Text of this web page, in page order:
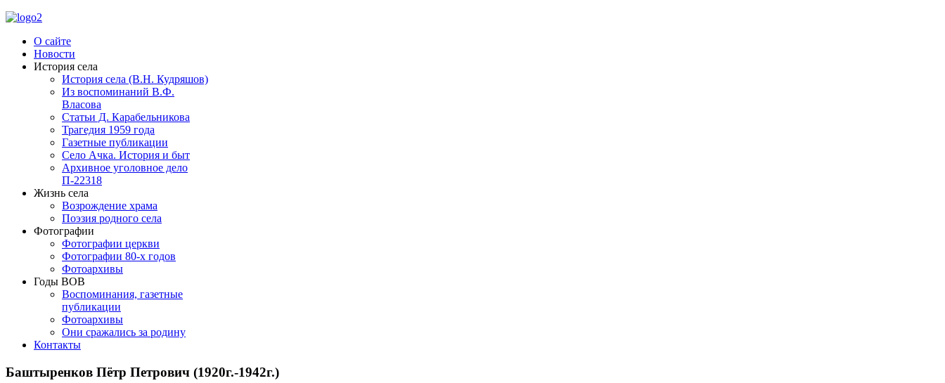
О сайте
Новости
История села
История села (В.Н. Кудряшов)
Из воспоминаний В.Ф.
Власова
Статьи Д. Карабельникова
Трагедия 1959 года
Газетные публикации
Село Ачка. История и быт
Архивное уголовное дело
П-22318
Жизнь села
Возрождение храма
Поэзия родного села
Фотографии
Фотографии церкви
Фотографии 80-х годов
Фотоархивы
Годы ВОВ
Воспоминания, газетные
публикации
Фотоархивы
Они сражались за родину
Контакты
Баштыренков Пётр Петрович (1920г.-1942г.)